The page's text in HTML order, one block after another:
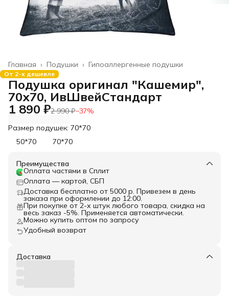
Гипоаллергенные подушки
Подушки ›
Главная ›
От 2-х дешевле
Подушка оригинал "Кашемир",
70х70, ИвШвейСтандарт
1 890 ₽2 990 ₽−37%
Размер подушек: 70*70
50*70
70*70
Преимущества
Оплата частями в Сплит
Оплата — картой, СБП
Доставка бесплатно от 5000 р. Привезем в день
заказа при оформлении до 12:00.
При покупке от 2-х штук любого товара, скидка на
весь заказ -5%. Применяется автоматически.
Можно купить оптом по запросу
Удобный возврат
Доставка